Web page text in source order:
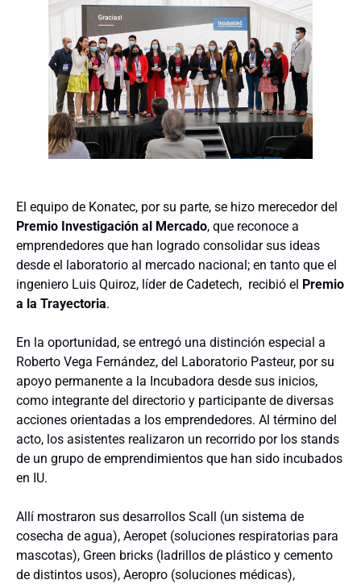
El equipo de Konatec, por su parte, se hizo merecedor del
Premio Investigación al Mercado, que reconoce a
emprendedores que han logrado consolidar sus ideas
desde el laboratorio al mercado nacional; en tanto que el
ingeniero Luis Quiroz, líder de Cadetech, recibió el Premio
a la Trayectoria.
En la oportunidad, se entregó una distinción especial a
Roberto Vega Fernández, del Laboratorio Pasteur, por su
apoyo permanente a la Incubadora desde sus inicios,
como integrante del directorio y participante de diversas
acciones orientadas a los emprendedores. Al término del
acto, los asistentes realizaron un recorrido por los stands
de un grupo de emprendimientos que han sido incubados
en IU.
Allí mostraron sus desarrollos Scall (un sistema de
cosecha de agua), Aeropet (soluciones respiratorias para
mascotas), Green bricks (ladrillos de plástico y cemento
de distintos usos), Aeropro (soluciones médicas),